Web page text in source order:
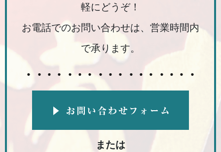
軽にどうぞ！
お電話でのお問い合わせは、営業時間内
で承ります。
または